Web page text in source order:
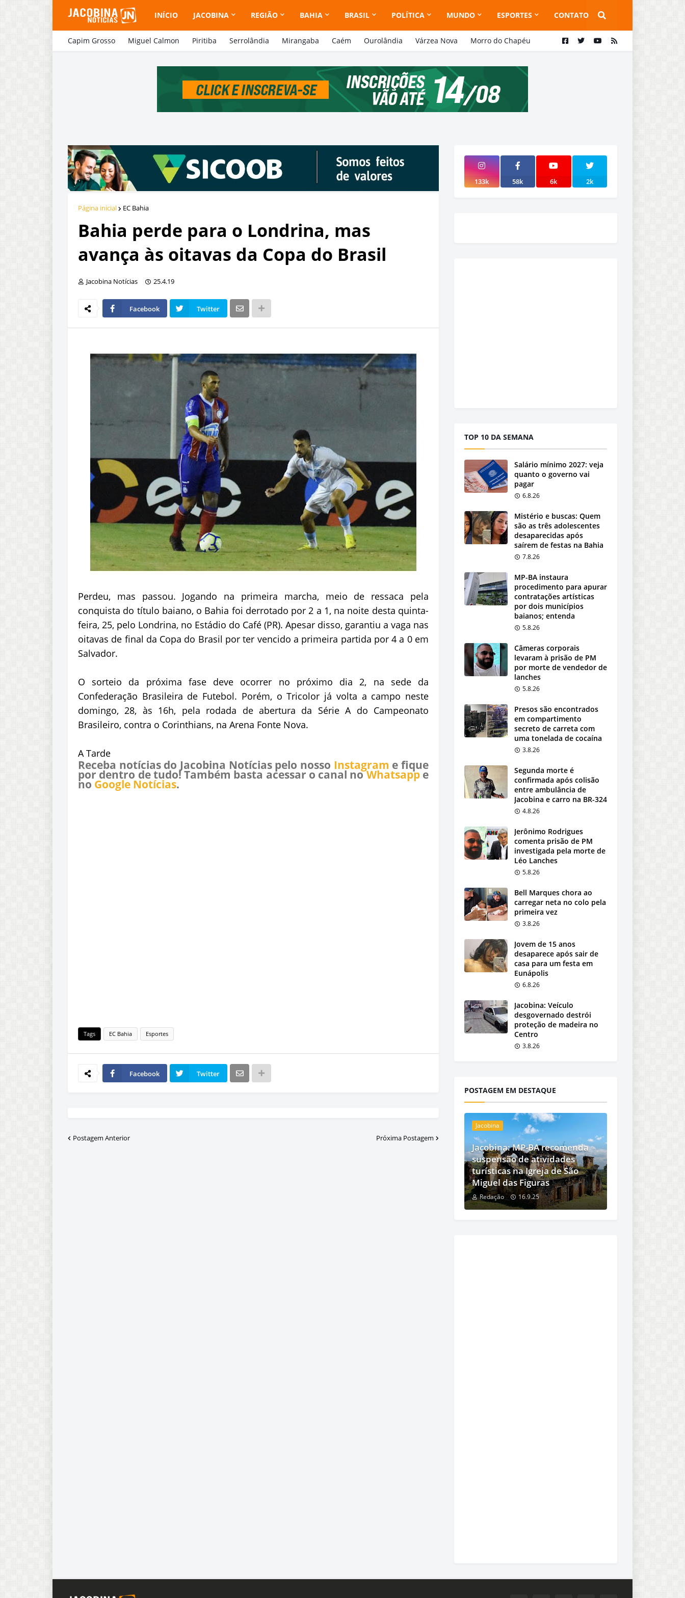
INÍCIO JACOBINA REGIÃO BAHIA BRASIL POLÍTICA MUNDO ESPORTES CONTATO
Capim Grosso Miguel Calmon Piritiba Serrolândia Mirangaba Caém Ourolândia Várzea Nova Morro do Chapéu
Página inicial EC Bahia
Bahia perde para o Londrina, mas
avança às oitavas da Copa do Brasil
Jacobina Notícias 25.4.19
Facebook Twitter
Perdeu, mas passou. Jogando na primeira marcha, meio de ressaca pela
conquista do título baiano, o Bahia foi derrotado por 2 a 1, na noite desta quinta-
feira, 25, pelo Londrina, no Estádio do Café (PR). Apesar disso, garantiu a vaga nas
oitavas de final da Copa do Brasil por ter vencido a primeira partida por 4 a 0 em
Salvador.
O sorteio da próxima fase deve ocorrer no próximo dia 2, na sede da
Confederação Brasileira de Futebol. Porém, o Tricolor já volta a campo neste
domingo, 28, às 16h, pela rodada de abertura da Série A do Campeonato
Brasileiro, contra o Corinthians, na Arena Fonte Nova.
A Tarde
Receba notícias do Jacobina Notícias pelo nosso Instagram e fique
por dentro de tudo! Também basta acessar o canal noWhatsappe
no Google Notícias.
Tags EC Bahia Esportes
Facebook Twitter
Postagem Anterior Próxima Postagem
133k 58k 6k 2k
TOP 10 DA SEMANA
Salário mínimo 2027: veja
quanto o governo vai
pagar
6.8.26
Mistério e buscas: Quem
são as três adolescentes
desaparecidas após
saírem de festas na Bahia
7.8.26
MP-BA instaura
procedimento para apurar
contratações artísticas
por dois municípios
baianos; entenda
5.8.26
Câmeras corporais
levaram à prisão de PM
por morte de vendedor de
lanches
5.8.26
Presos são encontrados
em compartimento
secreto de carreta com
uma tonelada de cocaína
3.8.26
Segunda morte é
confirmada após colisão
entre ambulância de
Jacobina e carro na BR-324
4.8.26
Jerônimo Rodrigues
comenta prisão de PM
investigada pela morte de
Léo Lanches
5.8.26
Bell Marques chora ao
carregar neta no colo pela
primeira vez
3.8.26
Jovem de 15 anos
desaparece após sair de
casa para um festa em
Eunápolis
6.8.26
Jacobina: Veículo
desgovernado destrói
proteção de madeira no
Centro
3.8.26
POSTAGEM EM DESTAQUE
Jacobina
Jacobina: MP-BA recomenda
suspensão de atividades
turísticas na Igreja de São
Miguel das Figuras
Redação 16.9.25